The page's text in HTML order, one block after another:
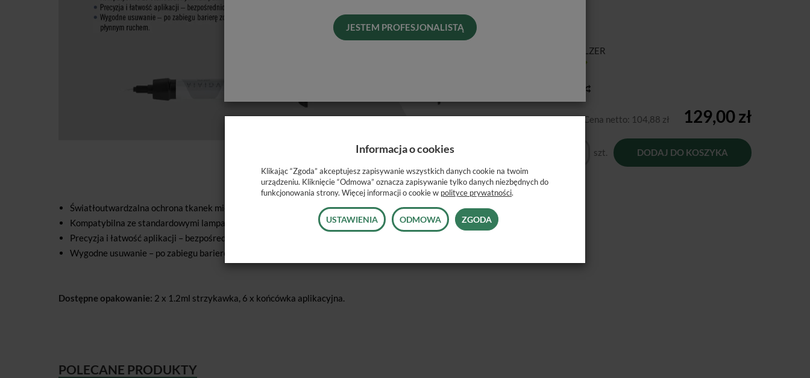
JESTEM PROFESJONALISTĄ
KULZER
Cena netto: 104,88 zł 129,00 zł
szt. DODAJ DO KOSZYKA
Światłoutwardzalna ochrona tkanek miękkich
Kompatybilna ze standardowymi lampami polimeryzacyjnymi
Precyzja i łatwość aplikacji – bezpośrednio ze strzykawki na linię dziąseł
Wygodne usuwanie – po zabiegu barierę zdejmuje się w całości, jednym płynnym ruchem.
Dostępne opakowanie: 2 x 1.2ml strzykawka, 6 x końcówka aplikacyjna.
POLECANE PRODUKTY
Informacja o cookies
Klikając “Zgoda” akceptujesz zapisywanie wszystkich danych cookie na twoim
urządzeniu. Kliknięcie “Odmowa” oznacza zapisywanie tylko danych niezbędnych do
funkcjonowania strony. Więcej informacji o cookie w polityce prywatności.
USTAWIENIA ODMOWA ZGODA